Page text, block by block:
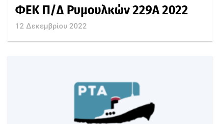
ΦΕΚ Π/Δ Ρυμουλκών 229Α 2022
12 Δεκεμβρίου 2022